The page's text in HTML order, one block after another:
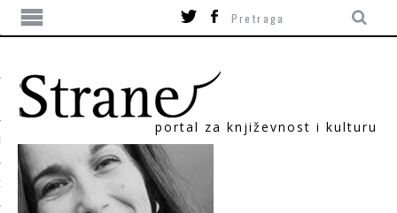
portal za književnost i kulturu